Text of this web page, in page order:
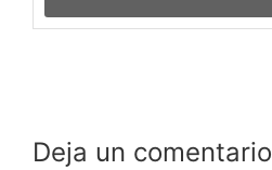
Deja un comentario